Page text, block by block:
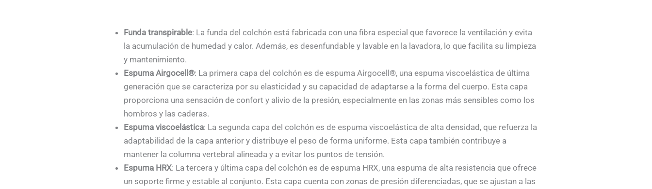
Funda transpirable: La funda del colchón está fabricada con una fibra especial que favorece la ventilación y evita
la acumulación de humedad y calor. Además, es desenfundable y lavable en la lavadora, lo que facilita su limpieza
y mantenimiento.
Espuma Airgocell®: La primera capa del colchón es de espuma Airgocell®, una espuma viscoelástica de última
generación que se caracteriza por su elasticidad y su capacidad de adaptarse a la forma del cuerpo. Esta capa
proporciona una sensación de confort y alivio de la presión, especialmente en las zonas más sensibles como los
hombros y las caderas.
Espuma viscoelástica: La segunda capa del colchón es de espuma viscoelástica de alta densidad, que refuerza la
adaptabilidad de la capa anterior y distribuye el peso de forma uniforme. Esta capa también contribuye a
mantener la columna vertebral alineada y a evitar los puntos de tensión.
Espuma HRX: La tercera y última capa del colchón es de espuma HRX, una espuma de alta resistencia que ofrece
un soporte firme y estable al conjunto. Esta capa cuenta con zonas de presión diferenciadas, que se ajustan a las